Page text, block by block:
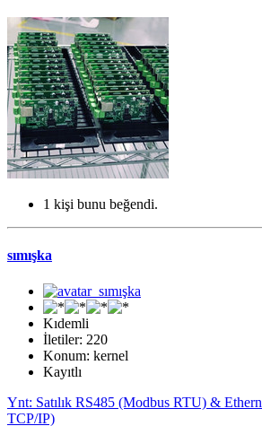
1 kişi bunu beğendi.
sımışka
Kıdemli
İletiler: 220
Konum: kernel
Kayıtlı
Ynt: Satılık RS485 (Modbus RTU) &
TCP/IP)